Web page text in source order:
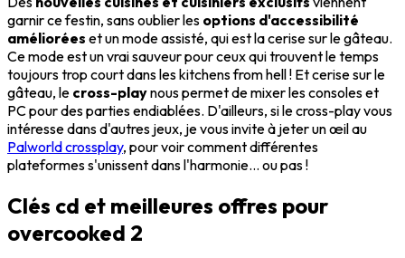
garnir ce festin, sans oublier les options d'accessibilité
améliorées et un mode assisté, qui est la cerise sur le gâteau.
Ce mode est un vrai sauveur pour ceux qui trouvent le temps
toujours trop court dans les kitchens from hell ! Et cerise sur le
gâteau, le cross-playnous permet de mixer les consoles et
PC pour des parties endiablées. D'ailleurs, si le cross-play vous
intéresse dans d'autres jeux, je vous invite à jeter un œil au
Palworld crossplay, pour voir comment différentes
plateformes s'unissent dans l'harmonie... ou pas !
Clés cd et meilleures offres pour
overcooked 2